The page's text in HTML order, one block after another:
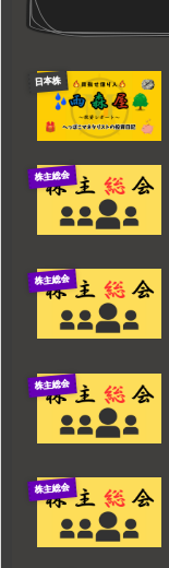
日本株
株主総会
株主総会
株主総会
株主総会